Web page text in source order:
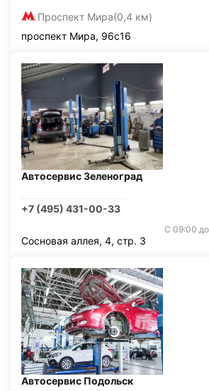
Проспект Мира(0,4 км)
проспект Мира, 96с16
Автосервис Зеленоград
+7 (495) 431-00-33
С 09:00
Сосновая аллея, 4, стр. 3
Автосервис Подольск